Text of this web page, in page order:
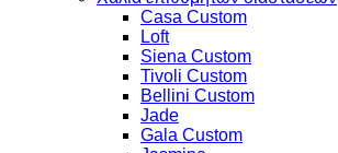
Casa Custom
Loft
Siena Custom
Tivoli Custom
Bellini Custom
Jade
Gala Custom